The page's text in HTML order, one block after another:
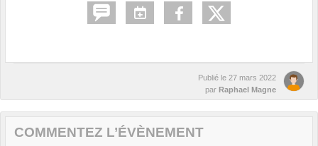
Publié le 27 mars 2022
par Raphael Magne
COMMENTEZ L’ÉVÈNEMENT